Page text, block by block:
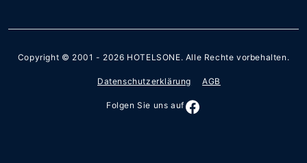
Copyright © 2001 - 2026 HOTELSONE. Alle Rechte vorbehalten.
Datenschutzerklärung AGB
Folgen Sie uns auf